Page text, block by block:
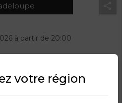
à partir de 20:00
votre région